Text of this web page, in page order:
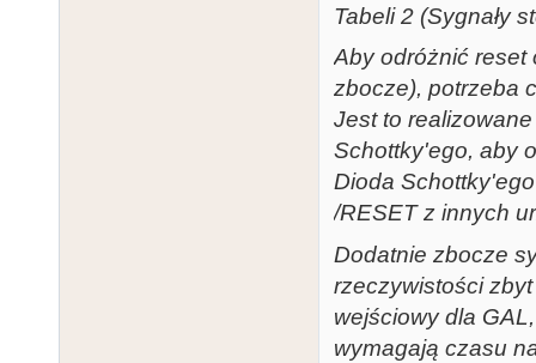
Tabeli 2 (Sygnały
Aby odróżnić reset
zbocze), potrzeba
Jest to
Schottky'ego, aby
Dioda
/RESET z innych
Dodatnie zbocze
rzeczywistości
wejściowy dla
wymagają czasu